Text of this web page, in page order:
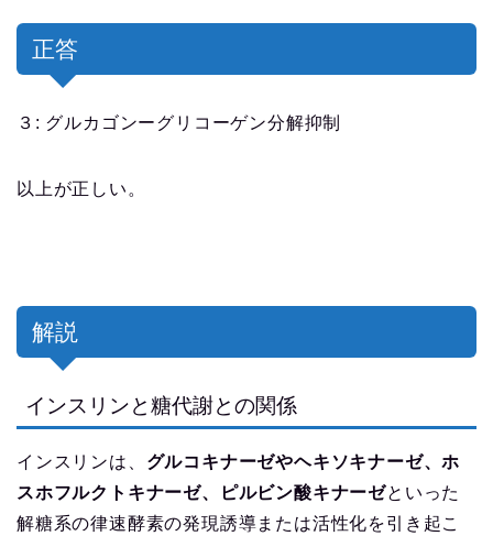
正答
３: グルカゴンーグリコーゲン分解抑制
以上が正しい。
解説
インスリンと糖代謝との関係
インスリンは、 グルコキナーゼやヘキソキナーゼ、ホ
スホフルクトキナーゼ、ピルビン酸キナーゼといった
解糖系の律速酵素の発現誘導または活性化を引き起こ